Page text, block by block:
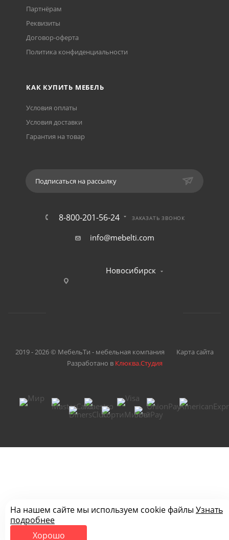
Партнёрам
Реквизиты
Договор-оферта
Политика конфиденциальности
КАК КУПИТЬ МЕБЕЛЬ
Условия оплаты
Условия доставки
Гарантия на товар
Подписаться на рассылку
8-800-201-56-24 ЗАКАЗАТЬ ЗВОНОК
info@mebelti.com
Новосибирск
2019 - 2026 © МебельТи - мебельная компания
Карта сайта
Разработано в Клюква.Студия
На нашем сайте мы используем cookie файлы Узнать
подробнее
Хорошо